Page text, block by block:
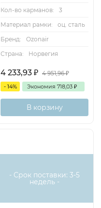
Кол-во карманов:
3
Материал рамки:
оц. сталь
Бренд:
Ozonair
Страна:
Норвегия
4 233,93 ₽ 4 951,96₽
- 14% Экономия 718,03 ₽
В корзину
- Срок поставки: 3-5
недель -